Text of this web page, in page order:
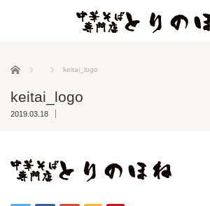
ホーム keitai_logo
keitai_logo
2019.03.18